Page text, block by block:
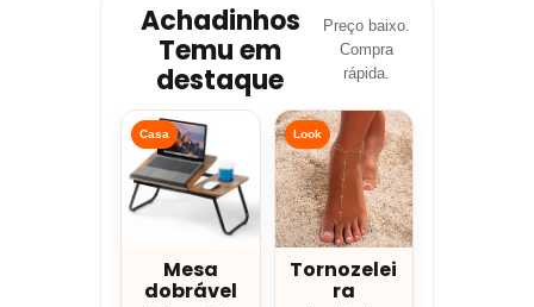
Achadinhos
Temu em
destaque
Preço baixo.
Compra
rápida.
Casa
Mesa
dobrável
Look
Tornozelei
ra